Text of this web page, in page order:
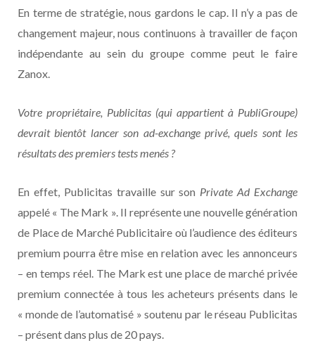
En terme de stratégie, nous gardons le cap. Il n’y a pas de
changement majeur, nous continuons à travailler de façon
indépendante au sein du groupe comme peut le faire
Zanox.
Votre propriétaire, Publicitas (qui appartient à PubliGroupe)
devrait bientôt lancer son ad-exchange privé, quels sont les
résultats des premiers tests menés ?
En effet, Publicitas travaille sur son Private Ad Exchange
appelé « The Mark ». Il représente une nouvelle génération
de Place de Marché Publicitaire où l’audience des éditeurs
premium pourra être mise en relation avec les annonceurs
– en temps réel. The Mark est une place de marché privée
premium connectée à tous les acheteurs présents dans le
« monde de l’automatisé » soutenu par le réseau Publicitas
– présent dans plus de 20 pays.